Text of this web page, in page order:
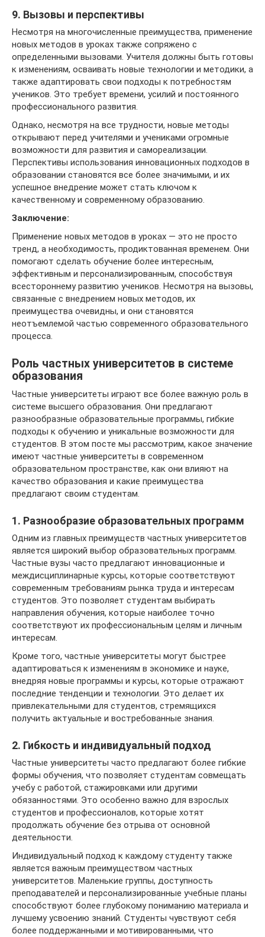
9. Вызовы и перспективы
Несмотря на многочисленные преимущества, применение
новых методов в уроках также сопряжено с
определенными вызовами. Учителя должны быть готовы
к изменениям, осваивать новые технологии и методики, а
также адаптировать свои подходы к потребностям
учеников. Это требует времени, усилий и постоянного
профессионального развития.
Однако, несмотря на все трудности, новые методы
открывают перед учителями и учениками огромные
возможности для развития и самореализации.
Перспективы использования инновационных подходов в
образовании становятся все более значимыми, и их
успешное внедрение может стать ключом к
качественному и современному образованию.
Заключение:
Применение новых методов в уроках — это не просто
тренд, а необходимость, продиктованная временем. Они
помогают сделать обучение более интересным,
эффективным и персонализированным, способствуя
всестороннему развитию учеников. Несмотря на вызовы,
связанные с внедрением новых методов, их
преимущества очевидны, и они становятся
неотъемлемой частью современного образовательного
процесса.
Роль частных университетов в системе
образования
Частные университеты играют все более важную роль в
системе высшего образования. Они предлагают
разнообразные образовательные программы, гибкие
подходы к обучению и уникальные возможности для
студентов. В этом посте мы рассмотрим, какое значение
имеют частные университеты в современном
образовательном пространстве, как они влияют на
качество образования и какие преимущества
предлагают своим студентам.
1. Разнообразие образовательных программ
Одним из главных преимуществ частных университетов
является широкий выбор образовательных программ.
Частные вузы часто предлагают инновационные и
междисциплинарные курсы, которые соответствуют
современным требованиям рынка труда и интересам
студентов. Это позволяет студентам выбирать
направления обучения, которые наиболее точно
соответствуют их профессиональным целям и личным
интересам.
Кроме того, частные университеты могут быстрее
адаптироваться к изменениям в экономике и науке,
внедряя новые программы и курсы, которые отражают
последние тенденции и технологии. Это делает их
привлекательными для студентов, стремящихся
получить актуальные и востребованные знания.
2. Гибкость и индивидуальный подход
Частные университеты часто предлагают более гибкие
формы обучения, что позволяет студентам совмещать
учебу с работой, стажировками или другими
обязанностями. Это особенно важно для взрослых
студентов и профессионалов, которые хотят
продолжать обучение без отрыва от основной
деятельности.
Индивидуальный подход к каждому студенту также
является важным преимуществом частных
университетов. Маленькие группы, доступность
преподавателей и персонализированные учебные планы
способствуют более глубокому пониманию материала и
лучшему усвоению знаний. Студенты чувствуют себя
более поддержанными и мотивированными, что